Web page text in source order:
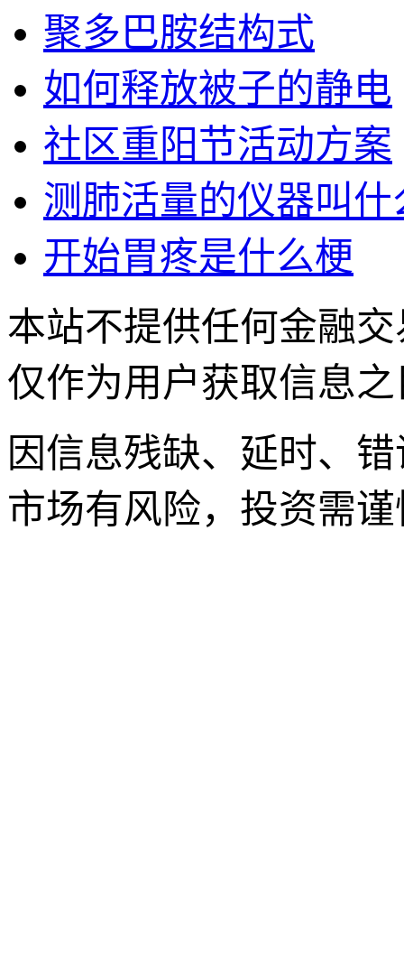
聚多巴胺结构式
如何释放被子的静电
社区重阳节活动方案
测肺活量的仪器叫什
开始胃疼是什么梗
本站不提供任何金融
仅作为用户获取信息
因信息残缺、延时、
市场有风险，投资需